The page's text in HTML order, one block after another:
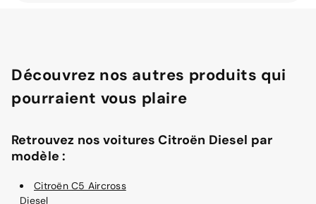
Découvrez nos autres produits qui
pourraient vous plaire
Retrouvez nos voitures Citroën Diesel par
modèle :
Citroën C5 Aircross
Diesel